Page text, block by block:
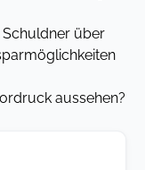
über
aussehen?